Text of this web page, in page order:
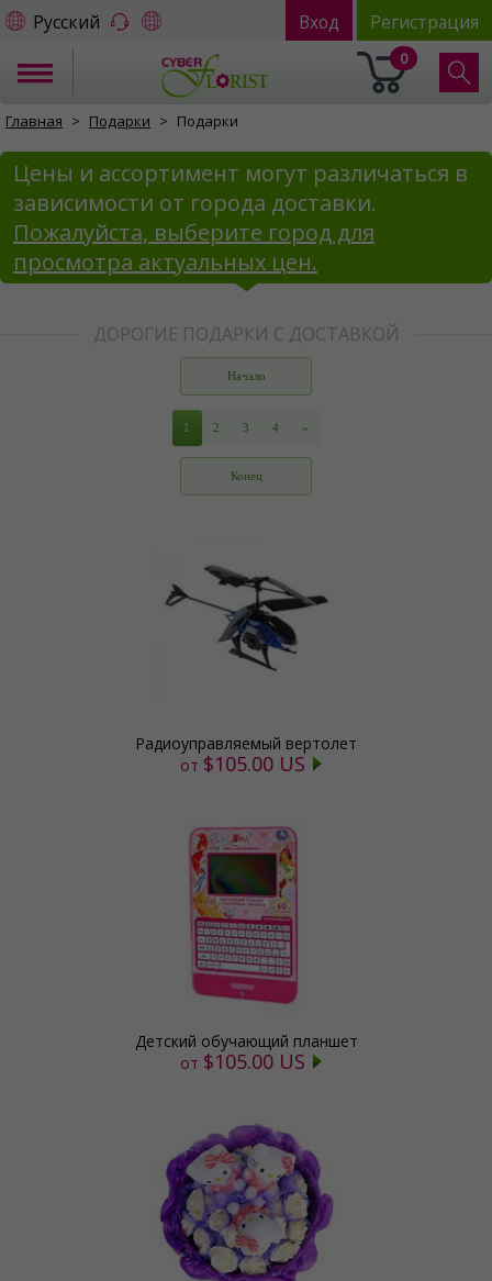
Русский Вход Регистрация
0
Главная Подарки Подарки
Цены и ассортимент могут различаться в
зависимости от города доставки.
Пожалуйста, выберите город для
просмотра актуальных цен.
ДОРОГИЕ ПОДАРКИ С ДОСТАВКОЙ
Начало
1 2 3 4 »
Конец
Радиоуправляемый вертолет
от $105.00 US
Детский обучающий планшет
от $105.00 US